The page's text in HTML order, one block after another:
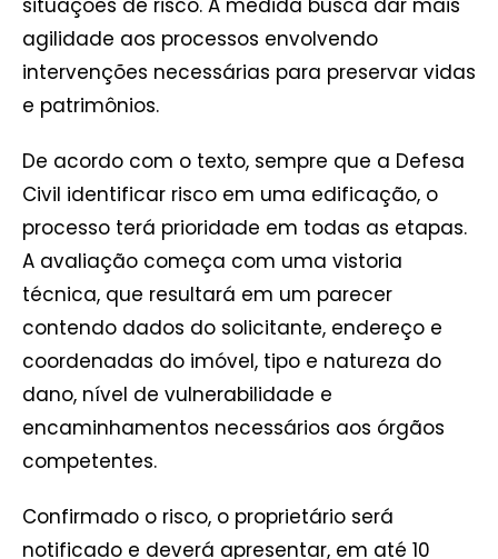
situações de risco. A medida busca dar mais
agilidade aos processos envolvendo
intervenções necessárias para preservar vidas
e patrimônios.
De acordo com o texto, sempre que a Defesa
Civil identificar risco em uma edificação, o
processo terá prioridade em todas as etapas.
A avaliação começa com uma vistoria
técnica, que resultará em um parecer
contendo dados do solicitante, endereço e
coordenadas do imóvel, tipo e natureza do
dano, nível de vulnerabilidade e
encaminhamentos necessários aos órgãos
competentes.
Confirmado o risco, o proprietário será
notificado e deverá apresentar, em até 10